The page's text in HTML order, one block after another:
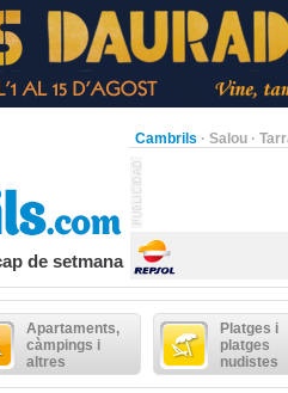
Cambrils · Salou ·
de setmana
Apartaments,
càmpings i
altres
Platges i
platges
nudistes